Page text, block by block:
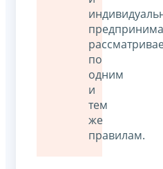
по
одним
и
тем
же
правилам.